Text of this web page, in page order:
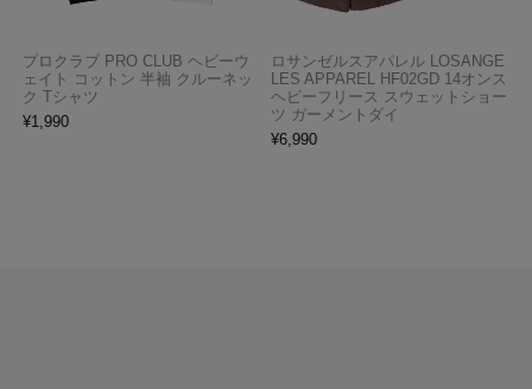
プロクラブ PRO CLUB ヘビーウ
ェイト コットン 半袖 クルーネッ
ク Tシャツ
¥1,990
ロサンゼルスアパレル LOSANGE
LES APPAREL HF02GD 14オンス
ヘビーフリース スウェットショー
ツ ガーメントダイ
¥6,990